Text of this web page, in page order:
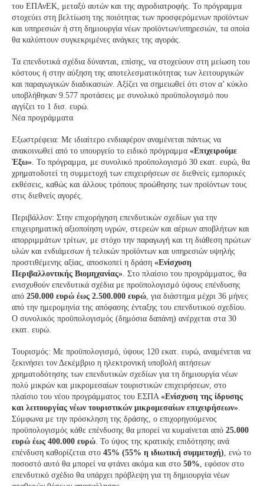
του ΕΠΑνΕΚ, μεταξύ αυτών και της αγροδιατροφής. Το πρόγραμμα
στοχεύει στη βελτίωση της ποιότητας των προσφερόμενων προϊόντων
και υπηρεσιών ή στη δημιουργία νέων προϊόντων/υπηρεσιών, τα οποία
θα καλύπτουν συγκεκριμένες ανάγκες της αγοράς.
Τα επενδυτικά σχέδια δύνανται, επίσης, να στοχεύουν στη μείωση του
κόστους ή στην αύξηση της αποτελεσματικότητας των λειτουργικών
και παραγωγικών διαδικασιών. Αξίζει να σημειωθεί ότι στον α’ κύκλο
υποβλήθηκαν 9.577 προτάσεις με συνολικό προϋπολογισμό που
αγγίζει το 1 δισ. ευρώ.
Νέα προγράμματα
Εξωστρέφεια: Με ιδιαίτερο ενδιαφέρον αναμένεται πάντως να
ανακοινωθεί από το υπουργείο το ειδικό πρόγραμμα «Επιχειρούμε
Έξω» . Το πρόγραμμα, με συνολικό προϋπολογισμό 30 εκατ. ευρώ, θα
χρηματοδοτεί τη συμμετοχή των επιχειρήσεων σε διεθνείς εμπορικές
εκθέσεις, καθώς και άλλους τρόπους προώθησης των προϊόντων τους
στις διεθνείς αγορές.
Περιβάλλον: Στην επιχορήγηση επενδυτικών σχεδίων για την
επιχειρηματική αξιοποίηση υγρών, στερεών και αέριων αποβλήτων και
απορριμμάτων τρίτων, με στόχο την παραγωγή και τη διάθεση πρώτων
υλών και ενδιάμεσων ή τελικών προϊόντων και υπηρεσιών υψηλής
προστιθέμενης αξίας, αποσκοπεί η δράση «Ενίσχυση
Περιβαλλοντικής Βιομηχανίας» . Στο πλαίσιο του προγράμματος, θα
ενισχυθούν επενδυτικά σχέδια με προϋπολογισμό ύψους επένδυσης
από 250.000 ευρώ έως 2.500.000 ευρώ , για διάστημα μέχρι 36 μήνες
από την ημερομηνία της απόφασης ένταξης του επενδυτικού σχεδίου.
Ο συνολικός προϋπολογισμός (δημόσια δαπάνη) ανέρχεται στα 30
εκατ. ευρώ.
Τουρισμός: Με προϋπολογισμό, ύψους 120 εκατ. ευρώ, αναμένεται να
ξεκινήσει τον Δεκέμβριο η ηλεκτρονική υποβολή αιτήσεων
χρηματοδότησης των επενδυτικών σχεδίων για τη δημιουργία νέων
πολύ μικρών και μικρομεσαίων τουριστικών επιχειρήσεων, στο
πλαίσιο του νέου προγράμματος του ΕΣΠΑ «Ενίσχυση της ίδρυσης
και λειτουργίας νέων τουριστικών μικρομεσαίων επιχειρήσεων»
Σύμφωνα με την πρόσκληση της δράσης, ο επιχορηγούμενος
προϋπολογισμός κάθε επένδυσης θα μπορεί να κυμαίνεται από 25.000
ευρώ έως 400.000 ευρώ . Το ύψος της κρατικής επιδότησης ανά
επένδυση καθορίζεται στο 45% (55% η ιδιωτική συμμετοχή) , ενώ το
ποσοστό αυτό θα μπορεί να φτάνει ακόμα και στο 50% , εφόσον στο
επενδυτικό σχέδιο θα υπάρχει πρόβλεψη για τη δημιουργία νέων